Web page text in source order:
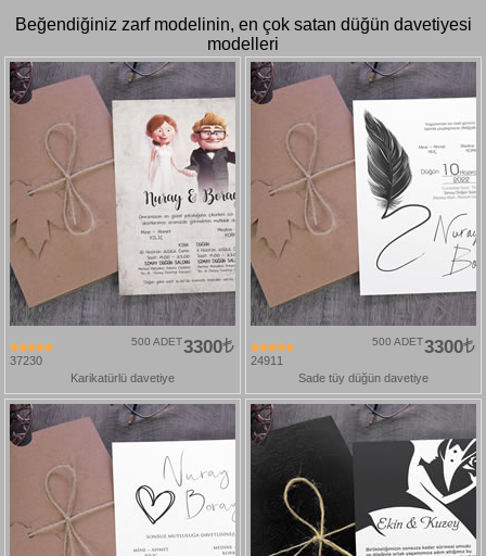
Beğendiğiniz zarf modelinin, en çok satan düğün davetiyesi
modelleri
37230
3300
500 ADET
Karikatürlü davetiye
24911
3300
500 ADET
Sade tüy düğün davetiye